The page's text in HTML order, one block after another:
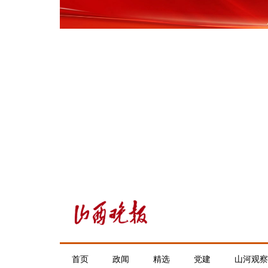
首页 政闻 精选 党建 山河观察